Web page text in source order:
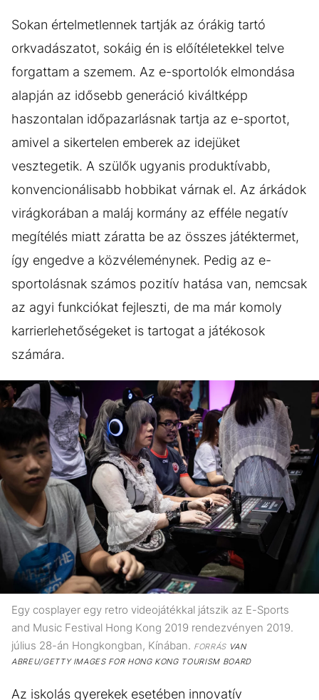
Sokan értelmetlennek tartják az órákig tartó
orkvadászatot, sokáig én is előítéletekkel telve
forgattam a szemem. Az e-sportolók elmondása
alapján az idősebb generáció kiváltképp
haszontalan időpazarlásnak tartja az e-sportot,
amivel a sikertelen emberek az idejüket
vesztegetik. A szülők ugyanis produktívabb,
konvencionálisabb hobbikat várnak el. Az árkádok
virágkorában a maláj kormány az efféle negatív
megítélés miatt záratta be az összes játéktermet,
így engedve a közvéleménynek. Pedig az e-
sportolásnak számos pozitív hatása van, nemcsak
az agyi funkciókat fejleszti, de ma már komoly
karrierlehetőségeket is tartogat a játékosok
számára.
Egy cosplayer egy retro videojátékkal játszik az E-Sports
and Music Festival Hong Kong 2019 rendezvényen 2019.
július 28-án Hongkongban, Kínában. FORRÁSVAN
ABREU/GETTY IMAGES FOR HONG KONG TOURISM BOARD
Az iskolás gyerekek esetében innovatív